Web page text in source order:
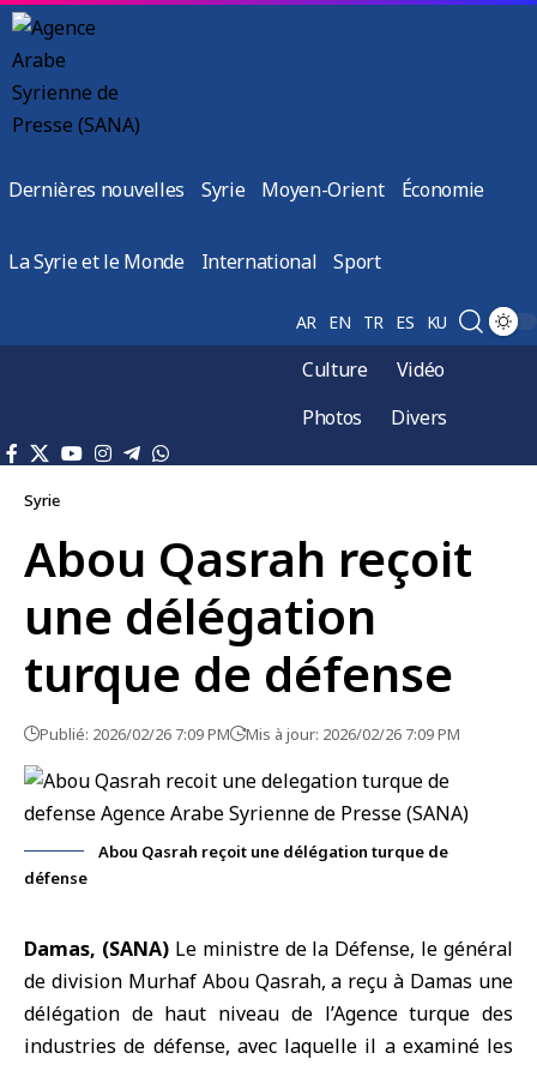
Dernières nouvelles Syrie Moyen-Orient Économie
La Syrie et le Monde International Sport
AR EN TR ES KU
Culture
Vidéo
Photos
Divers
Syrie
Abou Qasrah reçoit
une délégation
turque de défense
Publié: 2026/02/26 7:09 PM Mis à jour: 2026/02/26 7:09 PM
Abou Qasrah reçoit une délégation turque de
défense
Damas, (SANA) Le ministre de la Défense, le général
de division Murhaf Abou Qasrah, a reçu à Damas une
délégation de haut niveau de l’Agence turque des
industries de défense, avec laquelle il a examiné les